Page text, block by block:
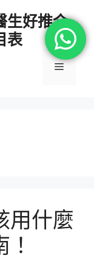
生好推介
表
選
用什麼